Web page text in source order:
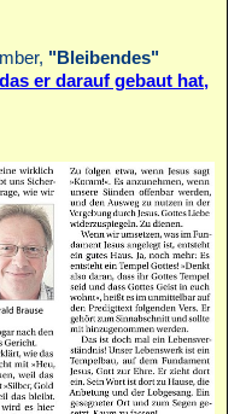
"Bleibendes"
er darauf gebaut hat,